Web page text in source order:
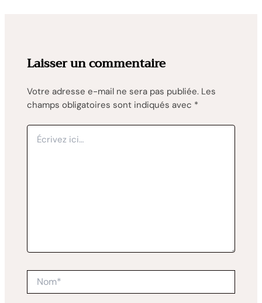
Laisser un commentaire
Votre adresse e-mail ne sera pas publiée. Les
champs obligatoires sont indiqués avec *
Écrivez
ici…